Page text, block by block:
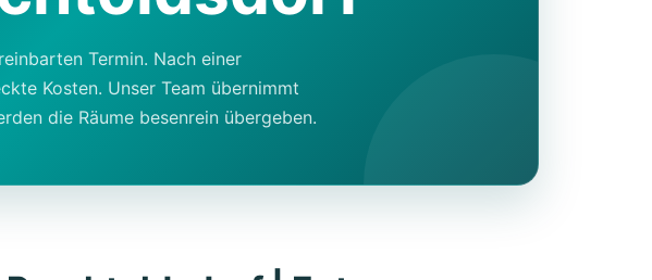
Termin. Nach einer
Kosten. Unser Team übernimmt
die Räume besenrein übergeben.